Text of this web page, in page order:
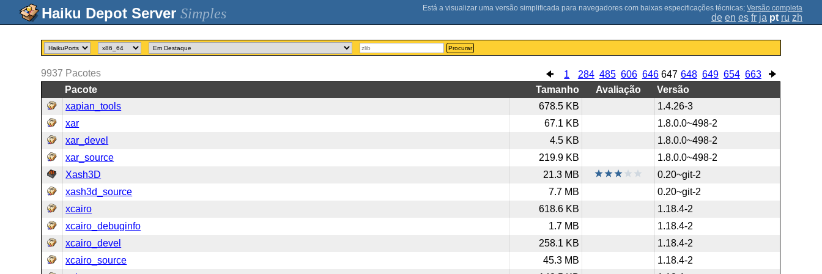
Simples ; Versão completa
de en es fr ja pt ru zh
Procurar
1 284 485 606 646 647 648 649 654 663
9937 Pacotes
Pacote
Tamanho Avaliação
Versão
xapian_tools
678.5 KB
1.4.26-3
xar
67.1 KB
1.8.0.0~498-2
xar_devel
4.5 KB
1.8.0.0~498-2
xar_source
219.9 KB
1.8.0.0~498-2
Xash3D
21.3 MB
0.20~git-2
xash3d_source
7.7 MB
0.20~git-2
xcairo
618.6 KB
1.18.4-2
xcairo_debuginfo
1.7 MB
1.18.4-2
xcairo_devel
258.1 KB
1.18.4-2
xcairo_source
45.3 MB
1.18.4-2